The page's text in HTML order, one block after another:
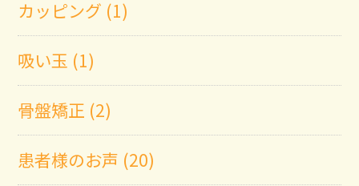
カッピング (1)
吸い玉 (1)
骨盤矯正 (2)
患者様のお声 (20)